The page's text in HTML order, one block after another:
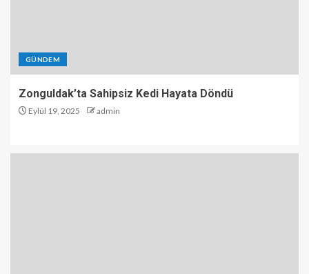
GÜNDEM
Zonguldak’ta Sahipsiz Kedi Hayata Döndü
Eylül 19, 2025 admin